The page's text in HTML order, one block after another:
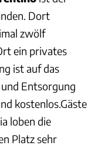
Dort
zwölf
ein privates
ist auf das
Entsorgung
kostenlos.Gäste
loben die
Platz sehr